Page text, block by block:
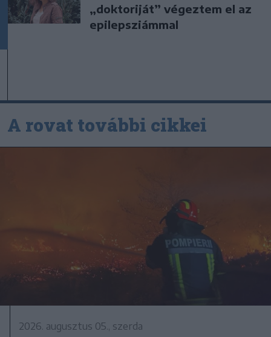
„doktoriját” végeztem el az
epilepsziámmal
A rovat további cikkei
2026. augusztus 05., szerda